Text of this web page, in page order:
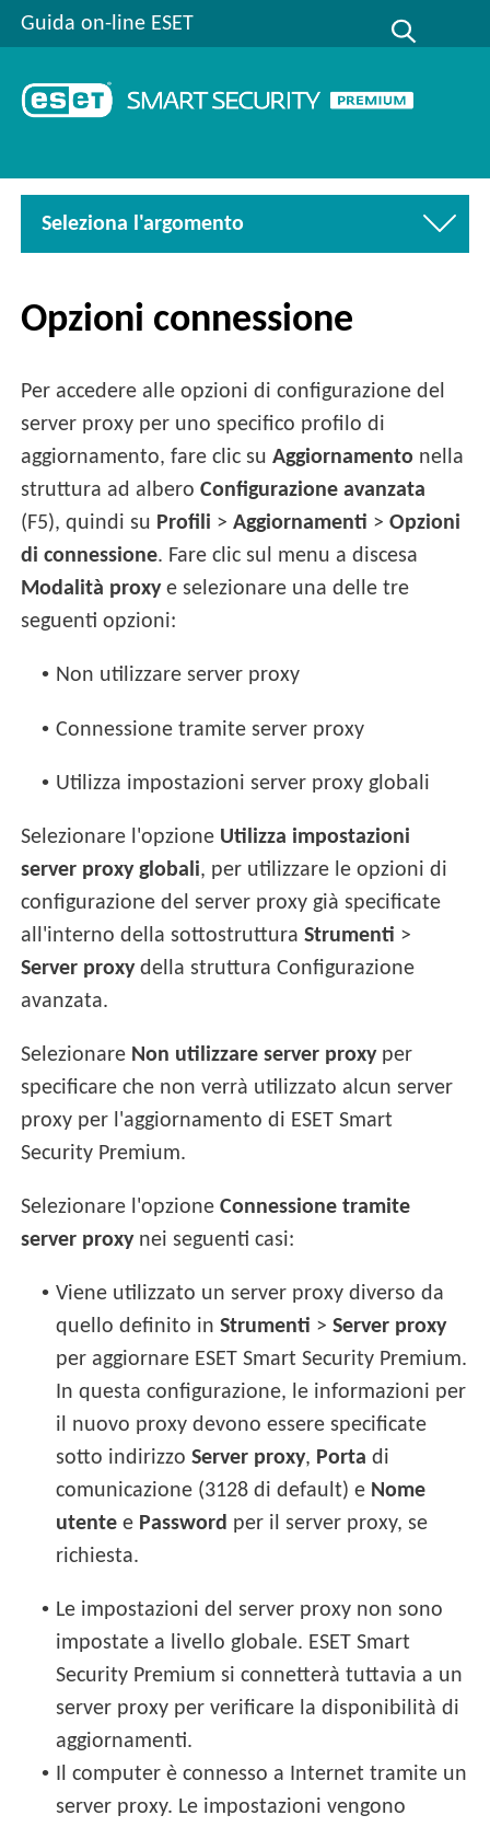
Guida on-line ESET
Seleziona l'argomento
Opzioni connessione
Per accedere alle opzioni di configurazione del
server proxy per uno specifico profilo di
aggiornamento, fare clic suAggiornamento nella
struttura ad alberoConfigurazione avanzata
(F5), quindi su Profili >Aggiornamenti >Opzioni
di connessione. Fare clic sul menu a discesa
Modalità proxye selezionare una delle tre
seguenti opzioni:
• Non utilizzare server proxy
• Connessione tramite server proxy
• Utilizza impostazioni server proxy globali
Selezionare l'opzione Utilizza impostazioni
server proxy globali, per utilizzare le opzioni di
configurazione del server proxy già specificate
all'interno della sottostrutturaStrumenti >
Server proxydella struttura Configurazione
avanzata.
Selezionare Non utilizzare server proxyper
specificare che non verrà utilizzato alcun server
proxy per l'aggiornamento di ESET Smart
Security Premium.
Selezionare l'opzioneConnessione tramite
server proxynei seguenti casi:
• Viene utilizzato un server proxy diverso da
quello definito inStrumenti >Server proxy
per aggiornare ESET Smart Security Premium.
In questa configurazione, le informazioni per
il nuovo proxy devono essere specificate
sotto indirizzoServer proxy, Portadi
comunicazione (3128 di default) e Nome
utente e Password per il server proxy, se
richiesta.
• Le impostazioni del server proxy non sono
impostate a livello globale. ESET Smart
Security Premium si connetterà tuttavia a un
server proxy per verificare la disponibilità di
aggiornamenti.
• Il computer è connesso a Internet tramite un
server proxy. Le impostazioni vengono